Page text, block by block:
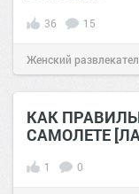
36 15
Женский
сайт. 19:0113 окт
КАК
САМОЛЕТЕ
1 0